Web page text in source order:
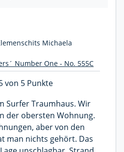
Michaela
Number One - No. 555C
von 5 Punkte
Surfer Traumhaus. Wir
der obersten Wohnung.
aber von den
man nichts gehört. Das